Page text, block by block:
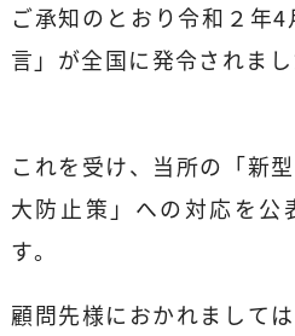
ご承知のとおり令和２年
言」が全国に発令されまし
これを受け、当所の「新
大防止策」への対応を公
す。
顧問先様におかれまして